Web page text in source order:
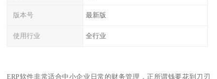
版本号 最新版
使用行业 全行业
ERP软件非常适合中小企业日常的财务管理，正所谓钱要花到刀刃